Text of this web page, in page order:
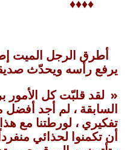
♦♦♦♦
أطرق الرجل الميت
يرفع رأسه ويحدّث
« لقد قلبّت كل الأمور
السابقة ، لم أجد
تفكيري ، لورطتنا مع
أن تكمنوا لحذائي